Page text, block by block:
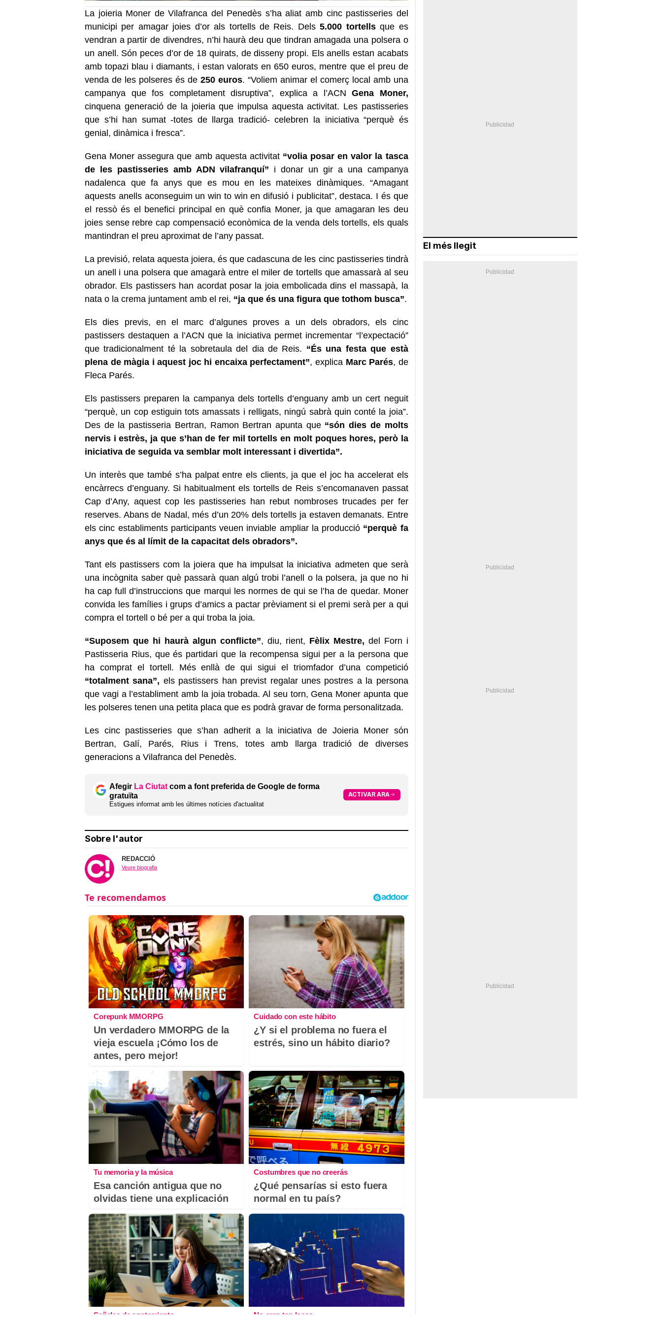
La joieria Moner de Vilafranca del Penedès s’ha aliat amb cinc pastisseries del
municipi per amagar joies d’or als tortells de Reis. Dels5.000 tortellsque es
vendran a partir de divendres, n’hi haurà deu que tindran amagada una polsera o
un anell. Són peces d’or de 18 quirats, de disseny propi. Els anells estan acabats
amb topazi blau i diamants, i estan valorats en 650 euros, mentre que el preu de
venda de les polseres és de 250 euros. “Voliem animar el comerç local amb una
campanya que fos completament disruptiva”, explica a l’ACNGena Moner,
cinquena generació de la joieria que impulsa aquesta activitat. Les pastisseries
que s’hi han sumat -totes de llarga tradició- celebren la iniciativa “perquè és
genial, dinàmica i fresca”.
Gena Moner assegura que amb aquesta activitat“volia posar en valor la tasca
de les pastisseries amb ADN vilafranquí” i donar un gir a una campanya
nadalenca que fa anys que es mou en les mateixes dinàmiques. “Amagant
aquests anells aconseguim un win to win en difusió i publicitat”, destaca. I és que
el ressò és el benefici principal en què confia Moner, ja que amagaran les deu
joies sense rebre cap compensació econòmica de la venda dels tortells, els quals
mantindran el preu aproximat de l’any passat.
La previsió, relata aquesta joiera, és que cadascuna de les cinc pastisseries tindrà
un anell i una polsera que amagarà entre el miler de tortells que amassarà al seu
obrador. Els pastissers han acordat posar la joia embolicada dins el massapà, la
nata o la crema juntament amb el rei, “ja que és una figura que tothom busca”.
Els dies previs, en el marc d’algunes proves a un dels obradors, els cinc
pastissers destaquen a l’ACN que la iniciativa permet incrementar “l’expectació”
que tradicionalment té la sobretaula del dia de Reis. “És una festa que està
plena de màgia i aquest joc hi encaixa perfectament”, explica Marc Parés, de
Fleca Parés.
Els pastissers preparen la campanya dels tortells d’enguany amb un cert neguit
“perquè, un cop estiguin tots amassats i relligats, ningú sabrà quin conté la joia”.
Des de la pastisseria Bertran, Ramon Bertran apunta que “són dies de molts
nervis i estrès, ja que s’han de fer mil tortells en molt poques hores, però la
iniciativa de seguida va semblar molt interessant i divertida”.
Un interès que també s’ha palpat entre els clients, ja que el joc ha accelerat els
encàrrecs d’enguany. Si habitualment els tortells de Reis s’encomanaven passat
Cap d’Any, aquest cop les pastisseries han rebut nombroses trucades per fer
reserves. Abans de Nadal, més d’un 20% dels tortells ja estaven demanats. Entre
els cinc establiments participants veuen inviable ampliar la producció “perquè fa
anys que és al límit de la capacitat dels obradors”.
Tant els pastissers com la joiera que ha impulsat la iniciativa admeten que serà
una incògnita saber què passarà quan algú trobi l’anell o la polsera, ja que no hi
ha cap full d’instruccions que marqui les normes de qui se l’ha de quedar. Moner
convida les famílies i grups d’amics a pactar prèviament si el premi serà per a qui
compra el tortell o bé per a qui troba la joia.
“Suposem que hi haurà algun conflicte”, diu, rient, Fèlix Mestre, del Forn i
Pastisseria Rius, que és partidari que la recompensa sigui per a la persona que
ha comprat el tortell. Més enllà de qui sigui el triomfador d’una competició
“totalment sana”, els pastissers han previst regalar unes postres a la persona
que vagi a l’establiment amb la joia trobada. Al seu torn, Gena Moner apunta que
les polseres tenen una petita placa que es podrà gravar de forma personalitzada.
Les cinc pastisseries que s’han adherit a la iniciativa de Joieria Moner són
Bertran, Galí, Parés, Rius i Trens, totes amb llarga tradició de diverses
generacions a Vilafranca del Penedès.
Afegir La Ciutat com a font preferida de Google de forma
gratuïta
Estigues informat amb les últimes notícies d'actualitat
ACTIVAR ARA
Sobre l'autor
REDACCIÓ
Veure biografia
Corepunk MMORPG
Un verdadero MMORPG de la
vieja escuela ¡Cómo los de
antes, pero mejor!
Cuidado con este hábito
¿Y si el problema no fuera el
estrés, sino un hábito diario?
Tu memoria y la música
Esa canción antigua que no
olvidas tiene una explicación
Costumbres que no creerás
¿Qué pensarías si esto fuera
normal en tu país?
Señales de agotamiento No eran tan locas
El més llegit